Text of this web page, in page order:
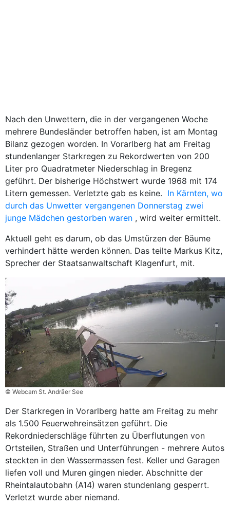
Nach den Unwettern, die in der vergangenen Woche
mehrere Bundesländer betroffen haben, ist am Montag
Bilanz gezogen worden. In Vorarlberg hat am Freitag
stundenlanger Starkregen zu Rekordwerten von 200
Liter pro Quadratmeter Niederschlag in Bregenz
geführt. Der bisherige Höchstwert wurde 1968 mit 174
Litern gemessen. Verletzte gab es keine. In Kärnten, wo
durch das Unwetter vergangenen Donnerstag zwei
junge Mädchen gestorben waren , wird weiter ermittelt.
Aktuell geht es darum, ob das Umstürzen der Bäume
verhindert hätte werden können. Das teilte Markus Kitz,
Sprecher der Staatsanwaltschaft Klagenfurt, mit.
© Webcam St. Andräer See
Der Starkregen in Vorarlberg hatte am Freitag zu mehr
als 1.500 Feuerwehreinsätzen geführt. Die
Rekordniederschläge führten zu Überflutungen von
Ortsteilen, Straßen und Unterführungen - mehrere Autos
steckten in den Wassermassen fest. Keller und Garagen
liefen voll und Muren gingen nieder. Abschnitte der
Rheintalautobahn (A14) waren stundenlang gesperrt.
Verletzt wurde aber niemand.